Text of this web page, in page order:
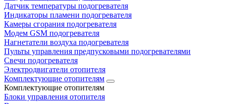
Датчик температуры подогревателя
Индикаторы пламени подогревателя
Камеры сгорания подогревателя
Модем GSM подогревателя
Нагнетатели воздуха подогревателя
Пульты управления предпусковыми подогревателями
Свечи подогревателя
Электродвигатели отопителя
Комплектующие отопителям
Комплектующие отопителям
Блоки управления отопителя